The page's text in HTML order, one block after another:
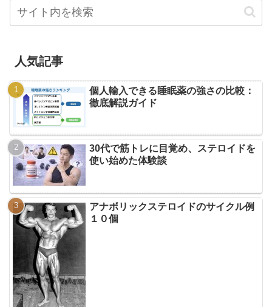
人気記事
個人輸入できる睡眠薬の強さの比較：
徹底解説ガイド
30代で筋トレに目覚め、ステロイドを
使い始めた体験談
アナボリックステロイドのサイクル例
１０個